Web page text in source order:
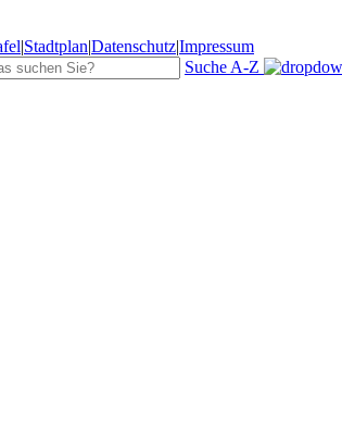
|Stadtplan|Datenschutz|Impressum
Suche A-Z